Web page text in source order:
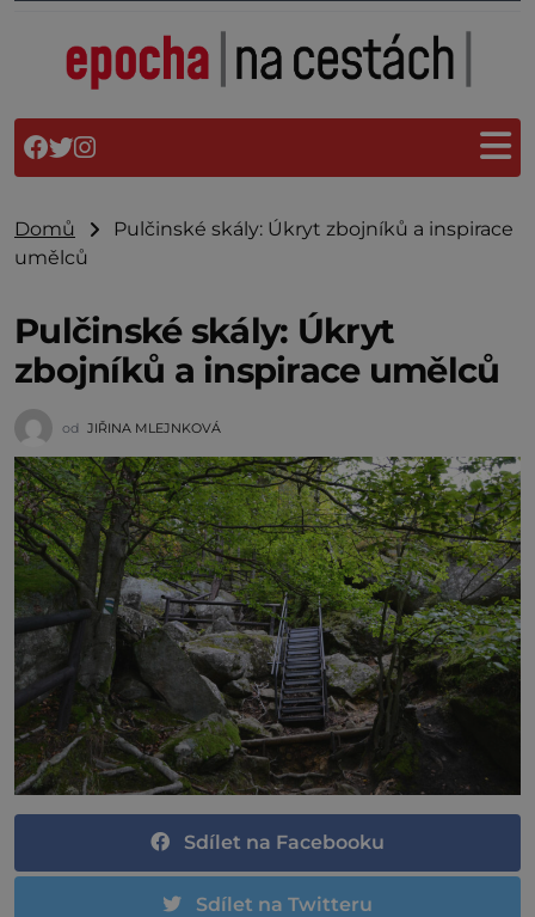
Domů
Pulčinské skály: Úkryt zbojníků a inspirace
umělců
Pulčinské skály: Úkryt
zbojníků a inspirace umělců
od JIŘINA MLEJNKOVÁ
Sdílet na Facebooku
Sdílet na Twitteru